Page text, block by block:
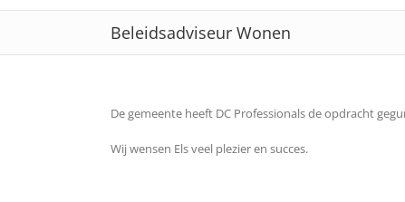
Beleidsadviseur Wonen
De gemeente heeft DC Professionals de opdracht
Wij wensen Els veel plezier en succes.